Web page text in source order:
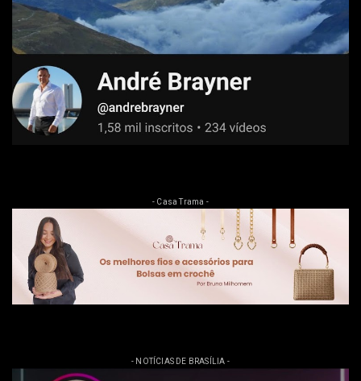
- Casa Trama -
- NOTÍCIAS DE BRASÍLIA -